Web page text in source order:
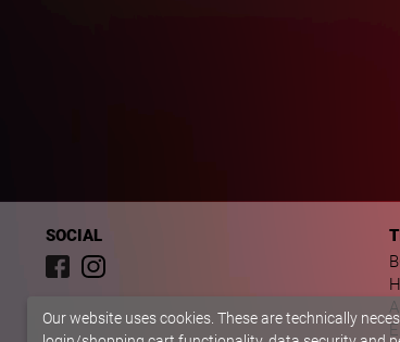
SOCIAL
Our website uses cookies. These are technically